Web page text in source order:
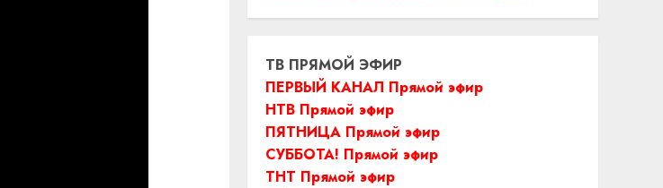
ТВ ПРЯМОЙ ЭФИР
ПЕРВЫЙ КАНАЛ Прямой эфир
НТВ Прямой эфир
ПЯТНИЦА Прямой эфир
СУББОТА! Прямой эфир
ТНТ Прямой эфир